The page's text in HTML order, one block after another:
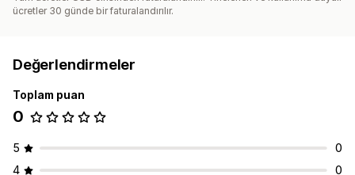
ücretler 30 günde bir faturalandırılır.
Değerlendirmeler
Toplam puan
0
5
0
4
0